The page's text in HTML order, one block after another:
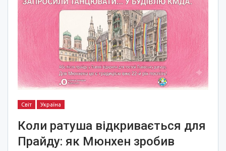
Світ Україна
Коли ратуша відкривається для
Прайду: як Мюнхен зробив